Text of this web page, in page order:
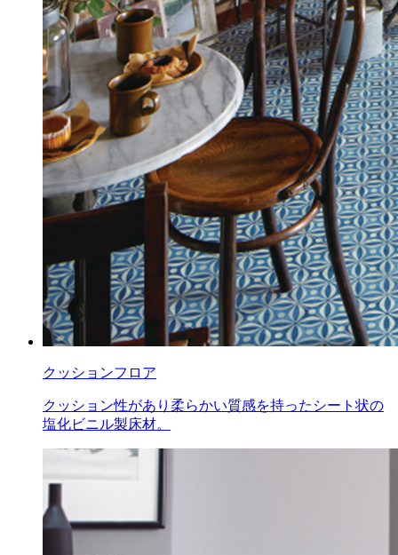
クッションフロア
クッション性があり柔らかい質感を持ったシート状の
塩化ビニル製床材。